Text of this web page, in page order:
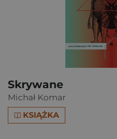
Skrywane
Michał Komar
KSIĄŻKA